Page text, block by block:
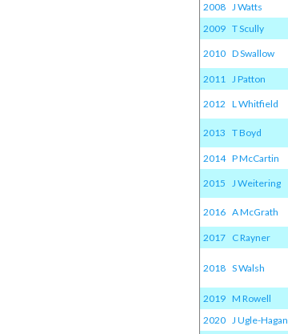
2008 J Watts
2009 T Scully
2010 D Swallow
2011 J Patton
2012 L Whitfield
2013 T Boyd
2014 P McCartin
2015 J Weitering
2016 A McGrath
2017 C Rayner
2018 S Walsh
2019 M Rowell
2020 J Ugle-Hagan